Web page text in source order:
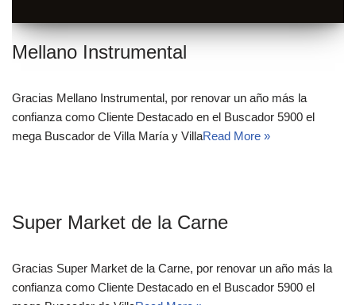
Mellano Instrumental
Gracias Mellano Instrumental, por renovar un año más la
confianza como Cliente Destacado en el Buscador 5900 el
mega Buscador de Villa María y VillaRead More »
Super Market de la Carne
Gracias Super Market de la Carne, por renovar un año más la
confianza como Cliente Destacado en el Buscador 5900 el